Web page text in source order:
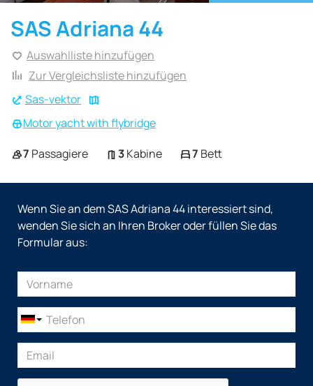
Sas-vektor
Motor yacht with flybridge
SAS Adriana 44
Auswahlliste hinzufügen
Zur Vergleichsliste hinzufügen
7 Passagiere 3Kabine 7 Bett
Wenn Sie an dem SAS Adriana 44 interessiert sind,
wenden Sie sich an Ihren Broker oder füllen Sie das
Formular aus: